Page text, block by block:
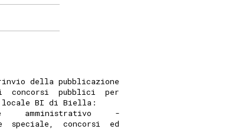
della pubblicazione
concorsi  pubblici  per
locale BI di Biella:
amministrativo     -
speciale,  concorsi  ed